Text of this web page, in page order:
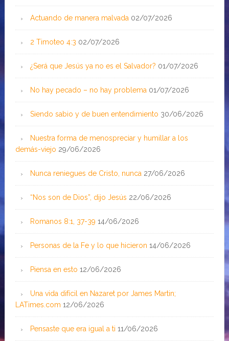
Actuando de manera malvada 02/07/2026
2 Timoteo 4:3 02/07/2026
¿Será que Jesús ya no es el Salvador? 01/07/2026
No hay pecado – no hay problema 01/07/2026
Siendo sabio y de buen entendimiento 30/06/2026
Nuestra forma de menospreciar y humillar a los
demás-viejo 29/06/2026
Nunca reniegues de Cristo, nunca 27/06/2026
“Nos son de Dios”, dijo Jesús 22/06/2026
Romanos 8:1, 37-39 14/06/2026
Personas de la Fe y lo que hicieron 14/06/2026
Piensa en esto 12/06/2026
Una vida difícil en Nazaret por James Martin;
LATimes.com 12/06/2026
Pensaste que era igual a ti 11/06/2026